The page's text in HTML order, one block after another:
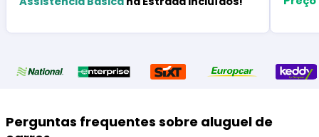
Perguntas frequentes sobre aluguel de